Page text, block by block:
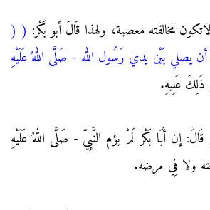
مخالفته معصية، ولهذا قَالَ أبو بَكْر: (
(
يصلي بَيْن يدي رَسُول الله - صَلَّى اللهُ عَلَيْهِ
عَلِيهِ.
إن أَبَا بَكْر لَمْ يؤم النَّبِيّ - صَلَّى اللهُ عَلَيْهِ
ولا فِي مرضه.